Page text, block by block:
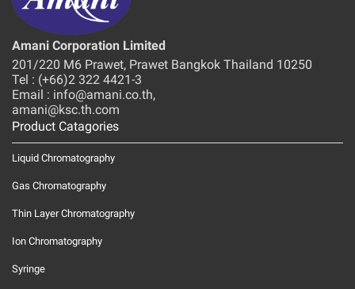
Amani Corporation Limited
201/220 M6 Prawet, Prawet Bangkok Thailand 10250
Tel : (+66)2 322 4421-3
Email : info@amani.co.th,
amani@ksc.th.com
Product Catagories
Liquid Chromatography
Gas Chromatography
Thin Layer Chromatography
Ion Chromatography
Syringe